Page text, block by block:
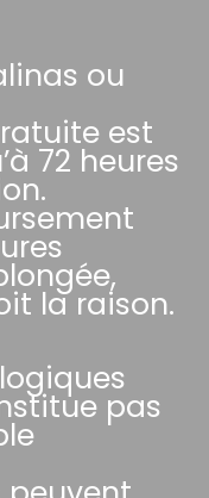
ou
est
72 heures
la raison.
pas